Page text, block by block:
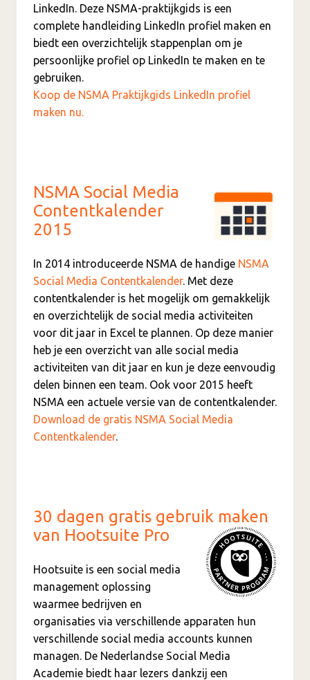
LinkedIn. Deze NSMA-praktijkgids is een
complete handleiding LinkedIn profiel maken en
biedt een overzichtelijk stappenplan om je
persoonlijke profiel op LinkedIn te maken en te
gebruiken.
Koop de NSMA Praktijkgids LinkedIn profiel
maken nu.
NSMA Social Media
Contentkalender
2015
In 2014 introduceerde NSMA de handige NSMA
Social Media Contentkalender. Met deze
contentkalender is het mogelijk om gemakkelijk
en overzichtelijk de social media activiteiten
voor dit jaar in Excel te plannen. Op deze manier
heb je een overzicht van alle social media
activiteiten van dit jaar en kun je deze eenvoudig
delen binnen een team. Ook voor 2015 heeft
NSMA een actuele versie van de contentkalender.
Download de gratis NSMA Social Media
Contentkalender.
30 dagen gratis gebruik maken
van Hootsuite Pro
Hootsuite is een social media
management oplossing
waarmee bedrijven en
organisaties via verschillende apparaten hun
verschillende social media accounts kunnen
managen. De Nederlandse Social Media
Academie biedt haar lezers dankzij een